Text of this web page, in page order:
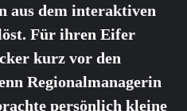
aus dem interaktiven
Für ihren Eifer
kurz vor den
Regionalmanagerin
persönlich kleine